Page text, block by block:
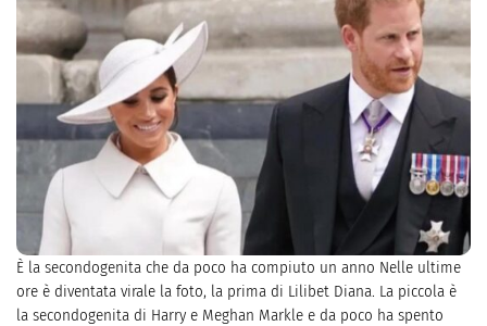
È la secondogenita che da poco ha compiuto un anno Nelle ultime
ore è diventata virale la foto, la prima di Lilibet Diana. La piccola è
la secondogenita di Harry e Meghan Markle e da poco ha spento